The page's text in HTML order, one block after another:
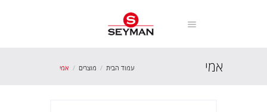
אמי עמוד הבית מוצרים אמי